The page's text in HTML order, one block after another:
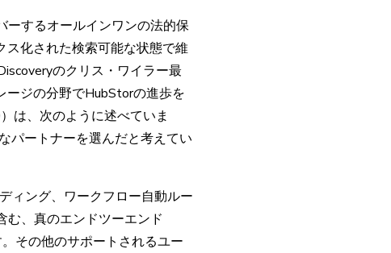
ーするオールインワンの法的保
化された検索可能な状態で維
のクリス・ワイラー最
ージの分野でHubStorの進歩を
は、次のように述べていま
パートナーを選んだと考えてい
ィング、ワークフロー自動ルー
、真のエンドツーエンド
その他のサポートされるユー